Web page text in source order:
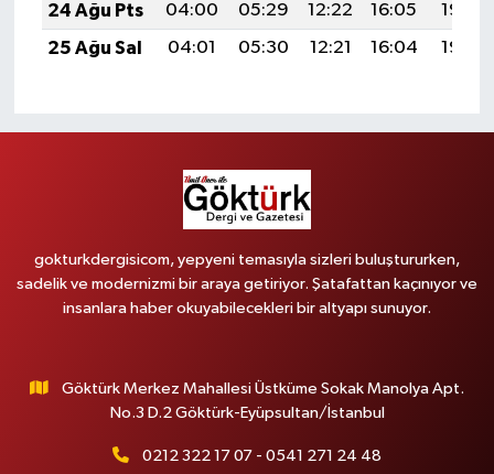
24 Ağu Pts
04:00 05:29 12:22 16:05
19:04
25 Ağu Sal
04:01 05:30 12:21 16:04 19:03
gokturkdergisicom, yepyeni temasıyla sizleri buluştururken,
sadelik ve modernizmi bir araya getiriyor. Şatafattan kaçınıyor ve
insanlara haber okuyabilecekleri bir altyapı sunuyor.
Göktürk Merkez Mahallesi Üstküme Sokak Manolya Apt.
No.3 D.2 Göktürk-Eyüpsultan/İstanbul
0212 322 17 07 - 0541 271 24 48